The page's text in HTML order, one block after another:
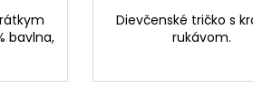
bavlna,
Dievčenské tričko s
rukávom.